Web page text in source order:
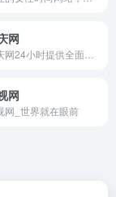
网
网
网_世界就在眼前